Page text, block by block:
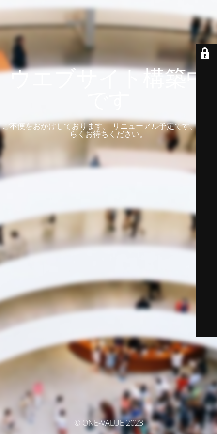
ウエブサイト構築中
ご不便をおかけしております。 リニューアル予定です。 しば
らくお待ちください。
© ONE-VALUE 2023